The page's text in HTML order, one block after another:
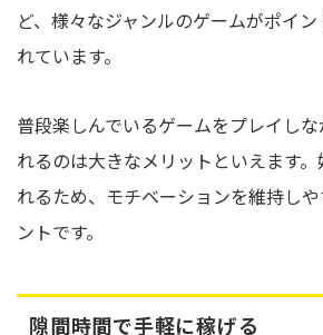
ど、様々なジャンルのゲームがポイ
れています。
普段楽しんでいるゲームをプレイし
れるのは大きなメリットといえます
れるため、モチベーションを維持し
ントです。
隙間時間で手軽に稼げる